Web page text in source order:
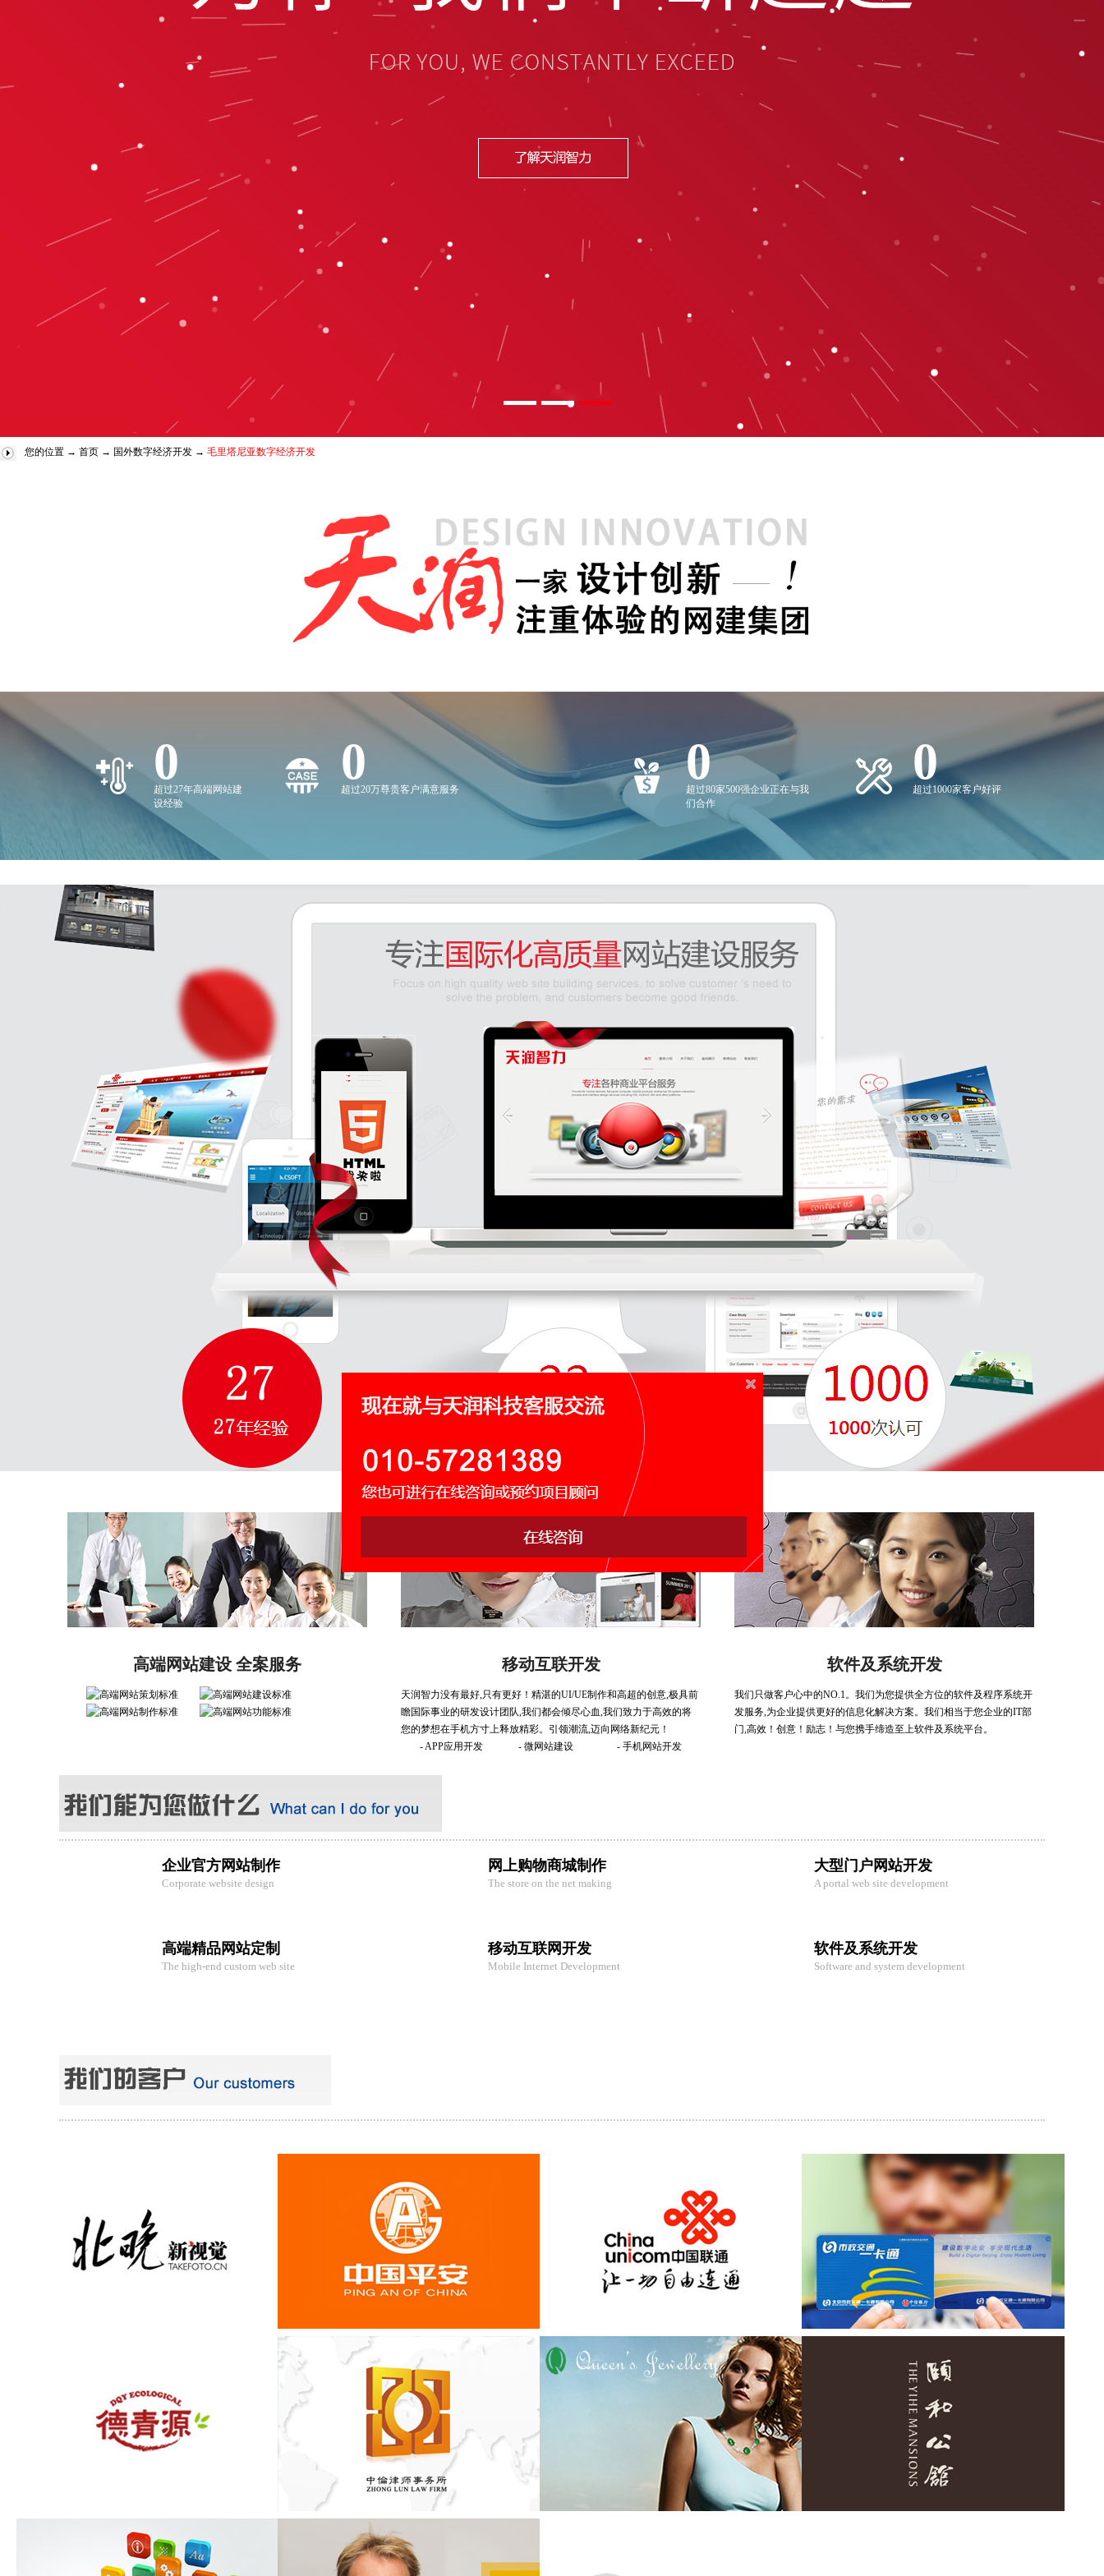
您的位置 → 首页 → 国外数字经济开发 → 毛里塔尼亚数字经济开发
0
超过27年高端网站建
设经验
0
超过20万尊贵客户满意服务 0
超过80家500强企业正在与我
们合作
0
超过1000家客户好评
高端网站建设 全案服务 移动互联开发
天润智力没有最好,只有更好！精湛的UI/UE制作和高超的创意,极具前
瞻国际事业的研发设计团队,我们都会倾尽心血,我们致力于高效的将
您的梦想在手机方寸上释放精彩。引领潮流,迈向网络新纪元！
- APP应用开发
- 微网站建设 - 手机网站开发
软件及系统开发
我们只做客户心中的NO.1。我们为您提供全方位的软件及程序系统开
发服务,为企业提供更好的信息化解决方案。我们相当于您企业的IT部
门,高效！创意！励志！与您携手缔造至上软件及系统平台。
企业官方网站制作
Corporate website design
网上购物商城制作
The store on the net making
大型门户网站开发
A portal web site development
高端精品网站定制
The high-end custom web site
移动互联网开发
Mobile Internet Development
软件及系统开发
Software and system development